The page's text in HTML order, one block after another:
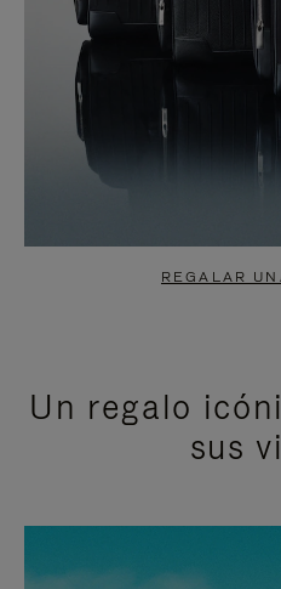
REGALAR
Un regalo
sus